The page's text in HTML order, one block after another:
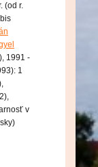
(od r.
1991 -
1
v